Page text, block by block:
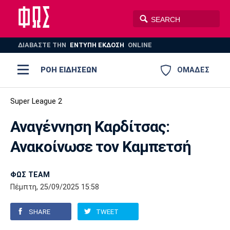
ΔΙΑΒΑΣΤΕ THN ΕΝΤΥΠΗ ΕΚΔΟΣΗ ONLINE
ΟΜΑΔΕΣ
ΡΟΗ ΕΙΔΗΣΕΩΝ
ΠΟΔΟΣΦΑΙΡΟ
ΠΟΛΟ ΣΠΟΡ
AUTO-MOTO
Ποδόσφαιρο
Super League 1
Super League 2
Γ Εθνική
Ελλάδα
Μπάσκετ
Ελλάδα
Εθνική
EuroLeague
Ολυμπιακοί Αγώνες
Βόλεϊ
Πόλο
Ολυμπιακός ΑΕΚ ΠΑΟΚ
Παναθηναϊκός Ατρόμητος
Super League 2
Αναγέννηση Καρδίτσας:
Ανακοίνωσε τον Καμπετσή
ΦΩΣ TEAM
Πέμπτη, 25/09/2025 15:58
SHARE TWEET